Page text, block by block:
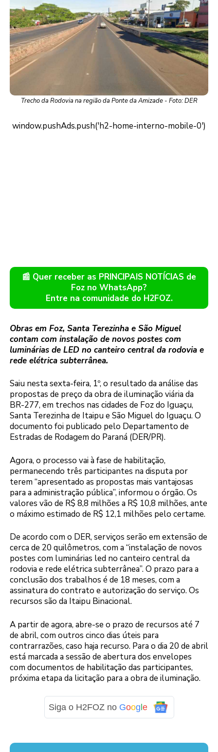
Trecho da Rodovia na região da Ponte da Amizade - Foto: DER
📰 Quer receber as PRINCIPAIS NOTÍCIAS de
Foz no WhatsApp?
Entre na comunidade do H2FOZ.
Obras em Foz, Santa Terezinha e São Miguel
contam com instalação de novos postes com
luminárias de LED no canteiro central da rodovia e
rede elétrica subterrânea.
Saiu nesta sexta-feira, 1º, o resultado da análise das
propostas de preço da obra de iluminação viária da
BR-277, em trechos nas cidades de Foz do Iguaçu,
Santa Terezinha de Itaipu e São Miguel do Iguaçu. O
documento foi publicado pelo Departamento de
Estradas de Rodagem do Paraná (DER/PR).
Agora, o processo vai à fase de habilitação,
permanecendo três participantes na disputa por
terem “apresentado as propostas mais vantajosas
para a administração pública”, informou o órgão. Os
valores vão de R$ 8,8 milhões a R$ 10,8 milhões, ante
o máximo estimado de R$ 12,1 milhões pelo certame.
De acordo com o DER, serviços serão em extensão de
cerca de 20 quilômetros, com a “instalação de novos
postes com luminárias led no canteiro central da
rodovia e rede elétrica subterrânea”. O prazo para a
conclusão dos trabalhos é de 18 meses, com a
assinatura do contrato e autorização do serviço. Os
recursos são da Itaipu Binacional.
A partir de agora, abre-se o prazo de recursos até 7
de abril, com outros cinco dias úteis para
contrarrazões, caso haja recurso. Para o dia 20 de abril
está marcada a sessão de abertura dos envelopes
com documentos de habilitação das participantes,
próxima etapa da licitação para a obra de iluminação.
Siga o H2FOZ no Goog e